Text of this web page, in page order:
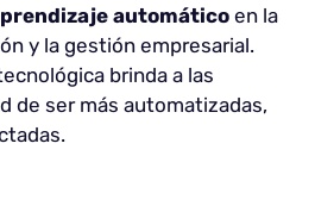
automáticoen la
y la gestión empresarial.
brinda a las
de ser más automatizadas,